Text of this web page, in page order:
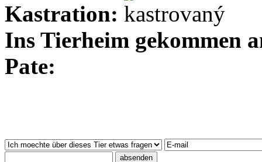
Kastration:
Ins Tierheim gekommen
Pate: